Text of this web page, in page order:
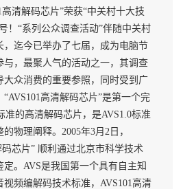
高清解码芯片”荣获“中关村十大技
！“系列公众调查活动”伴随中关村
，迄今已举办了七届，成为电脑节
与，最聚人气的活动之一，其调查
大众消费的重要参照，同时受到广
高清解码芯片”是第一个完
准的高清解码芯片，是AVS1.0标准
物理阐释。2005年3月2日，
码芯片” 顺利通过北京市科学技术
定。AVS是我国第一个具有自主知
视频编解码技术标准，AVS101高清